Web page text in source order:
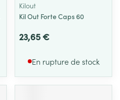
Kilout
Kil Out Forte Caps 60
23,65 €
En rupture de stock